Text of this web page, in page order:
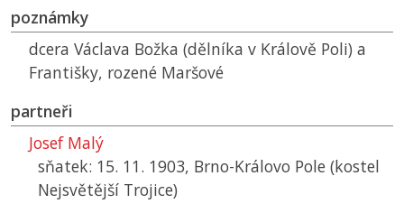
poznámky
dcera Václava Božka (dělníka v Králově Poli) a
Františky, rozené Maršové
partneři
Josef Malý
sňatek: 15. 11. 1903, Brno-Královo Pole (kostel
Nejsvětější Trojice)